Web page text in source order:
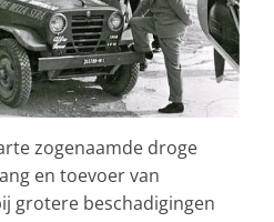
zogenaamde droge
en toevoer van
grotere beschadigingen